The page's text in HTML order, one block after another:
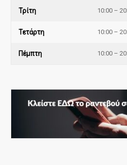
Τρίτη 10:00 –
Τετάρτη 10:00 –
Πέμπτη 10:00 –